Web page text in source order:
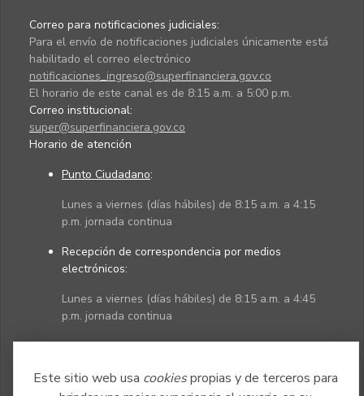
Este sitio web usa cookiespropias y de terceros para
Correo para notificaciones judiciales:
Para el envío de notificaciones judiciales únicamente está
habilitado el correo electrónico
notificaciones_ingreso@superfinanciera.gov.co
El horario de este canal es de 8:15 a.m. a 5:00 p.m.
Correo institucional:
super@superfinanciera.gov.co
Horario de atención
Punto Ciudadano:
Lunes a viernes (días hábiles) de 8:15 a.m. a 4:15
p.m. jornada continua
Recepción de correspondencia por medios
electrónicos:
Lunes a viernes (días hábiles) de 8:15 a.m. a 4:45
p.m. jornada continua